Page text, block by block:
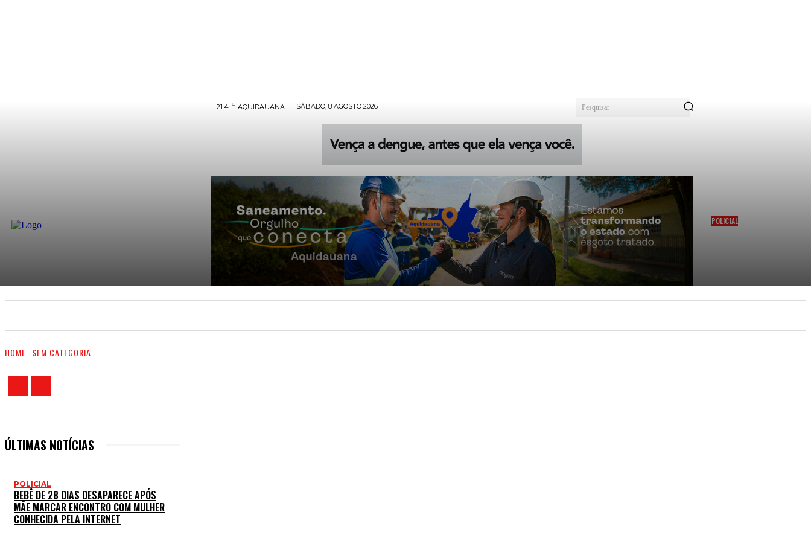
21.4 C AQUIDAUANA SÁBADO, 8 AGOSTO 2026 Pesquisar
POLICIAL
HOME SEM CATEGORIA
ÚLTIMAS NOTÍCIAS
POLICIAL
BEBÊ DE 28 DIAS DESAPARECE APÓS
MÃE MARCAR ENCONTRO COM MULHER
CONHECIDA PELA INTERNET